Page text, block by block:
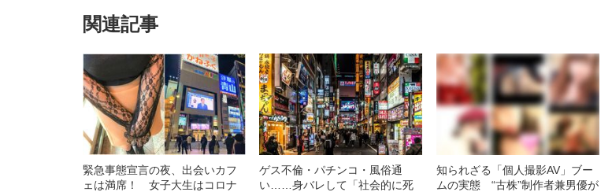
関連記事
緊急事態宣言の夜、出会いカフ
ェは満席！ 女子大生はコロナ
ゲス不倫・パチンコ・風俗通
い……身バレして「社会的に死
知られざる「個人撮影AV」ブー
ムの実態 “古株”制作者兼男優が